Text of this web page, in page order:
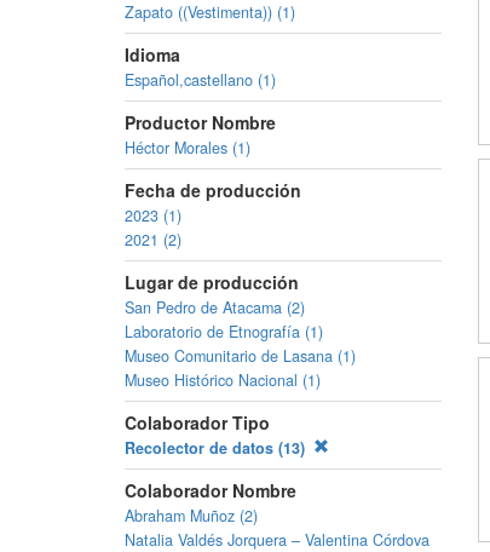
Zapato ((Vestimenta)) (1)
Idioma
Español,castellano (1)
Productor Nombre
Héctor Morales (1)
Fecha de producción
2023 (1)
2021 (2)
Lugar de producción
San Pedro de Atacama (2)
Laboratorio de Etnografía (1)
Museo Comunitario de Lasana (1)
Museo Histórico Nacional (1)
Colaborador Tipo
Recolector de datos (13)
Colaborador Nombre
Abraham Muñoz (2)
Natalia Valdés Jorquera – Valentina Córdova